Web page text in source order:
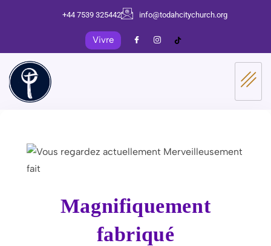
+44 7539 325442 info@todahcitychurch.org
Vivre
Magnifiquement
fabriqué